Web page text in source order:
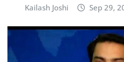
Kailash Joshi Sep 29,